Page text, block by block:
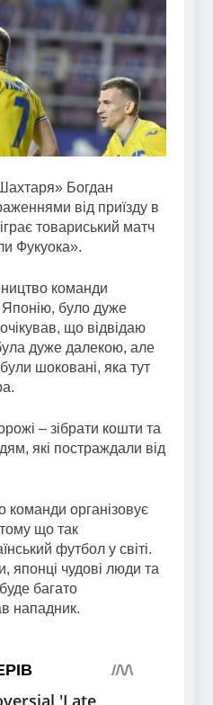
Богдан
від приїзду в
товариський матч
Фукуока».
команди
Японію, було дуже
що відвідаю
дуже далекою, але
шоковані, яка тут
– зібрати кошти та
які постраждали від
команди організовує
тому що так
футбол у світі.
японці чудові люди та
багато
нападник.